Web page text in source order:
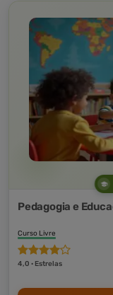
Pedagogia e
Curso Livre
4,0 · Estrelas